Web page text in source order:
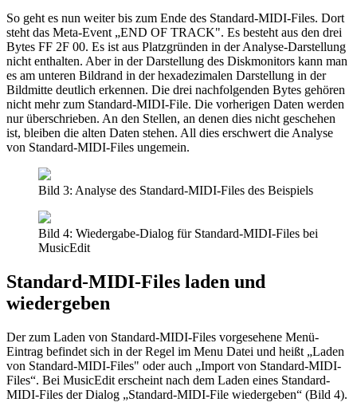
So geht es nun weiter bis zum Ende des Standard-MIDI-Files. Dort
steht das Meta-Event „END OF TRACK". Es besteht aus den drei
Bytes FF 2F 00. Es ist aus Platzgründen in der Analyse-Darstellung
nicht enthalten. Aber in der Darstellung des Diskmonitors kann man
es am unteren Bildrand in der hexadezimalen Darstellung in der
Bildmitte deutlich erkennen. Die drei nachfolgenden Bytes gehören
nicht mehr zum Standard-MIDI-File. Die vorherigen Daten werden
nur überschrieben. An den Stellen, an denen dies nicht geschehen
ist, bleiben die alten Daten stehen. All dies erschwert die Analyse
von Standard-MIDI-Files ungemein.
Bild 3: Analyse des Standard-MIDI-Files des Beispiels
Bild 4: Wiedergabe-Dialog für Standard-MIDI-Files bei
MusicEdit
Standard-MIDI-Files laden und
wiedergeben
Der zum Laden von Standard-MIDI-Files vorgesehene Menü-
Eintrag befindet sich in der Regel im Menu Datei und heißt „Laden
von Standard-MIDI-Files" oder auch „Import von Standard-MIDI-
Files“. Bei MusicEdit erscheint nach dem Laden eines Standard-
MIDI-Files der Dialog „Standard-MIDI-File wiedergeben“ (Bild 4).